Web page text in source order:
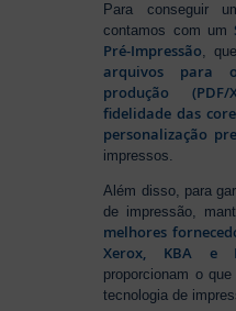
Para conseguir
contamos com um
Pré-Impressão,
arquivos para
produção (PDF/
fidelidade das
personalização
impressos.
Além disso, para
de impressão,
melhores
Xerox, KBA e
proporcionam o
tecnologia de